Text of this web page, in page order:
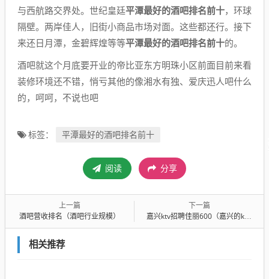
与西航路交界处。世纪皇廷平潭最好的酒吧排名前十，环球
隔壁。两岸佳人，旧街小商品市场对面。这些都还行。接下
来还日月潭，金碧辉煌等等平潭最好的酒吧排名前十的。
酒吧就这个月底要开业的帝比亚东方明珠小区前面目前来看
装修环境还不错，悄亏其他的像湘水有独、爱庆迅人吧什么
的，呵呵，不说也吧
标签： 平潭最好的酒吧排名前十
阅读 分享
上一篇
酒吧营收排名（酒吧行业规模）
下一篇
嘉兴ktv招聘佳丽600（嘉兴的ktv）
相关推荐